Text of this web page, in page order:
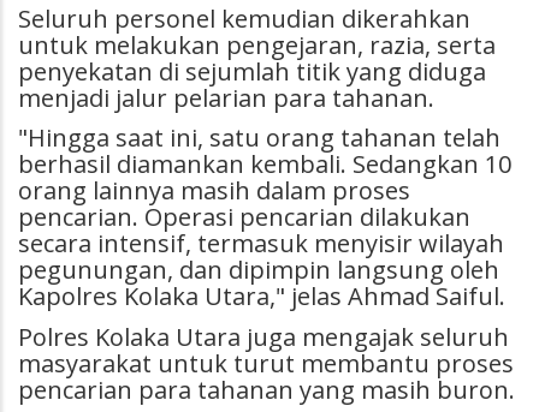
Seluruh personel kemudian dikerahkan
untuk melakukan pengejaran, razia, serta
penyekatan di sejumlah titik yang diduga
menjadi jalur pelarian para tahanan.
"Hingga saat ini, satu orang tahanan telah
berhasil diamankan kembali. Sedangkan 10
orang lainnya masih dalam proses
pencarian. Operasi pencarian dilakukan
secara intensif, termasuk menyisir wilayah
pegunungan, dan dipimpin langsung oleh
Kapolres Kolaka Utara," jelas Ahmad Saiful.
Polres Kolaka Utara juga mengajak seluruh
masyarakat untuk turut membantu proses
pencarian para tahanan yang masih buron.